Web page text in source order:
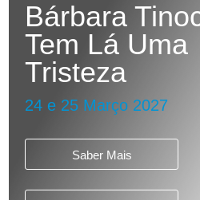
Bárbara
Tem Lá Uma
Tristeza
24 e 25 Março 2027
Saber Mais